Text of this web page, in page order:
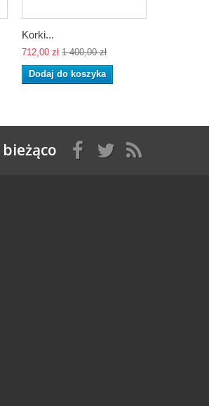
Korki...
712,00 zł 1 400,00 zł
Dodaj do koszyka